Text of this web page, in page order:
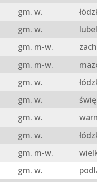
gm. w.
gm. w.
gm. m-w.
gm. m-w.
gm. w.
gm. w.
gm. w.
gm. w.
gm. m-w.
gm. w.